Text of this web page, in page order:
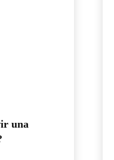
una